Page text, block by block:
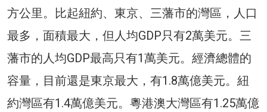
方公里。比起紐約、東京、三藩市的灣區，人口
最多，面積最大，但人均GDP只有2萬美元。三
藩市的人均GDP最高只有1萬美元。經濟總體的
容量，目前還是東京最大，有1.8萬億美元。紐
約灣區有1.4萬億美元。粵港澳大灣區有1.25萬億